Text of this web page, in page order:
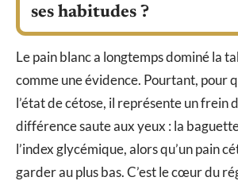
ses habitudes ?
Le pain blanc a longtemps dominé la
comme une évidence. Pourtant, pour
l’état de cétose, il représente un frein
différence saute aux yeux : la
l’index glycémique, alors qu’un pain
garder au plus bas. C’est le cœur du